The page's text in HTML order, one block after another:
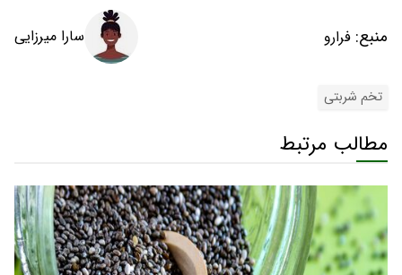
منبع: فرارو سارا میرزایی
تخم شربتی
مطالب مرتبط